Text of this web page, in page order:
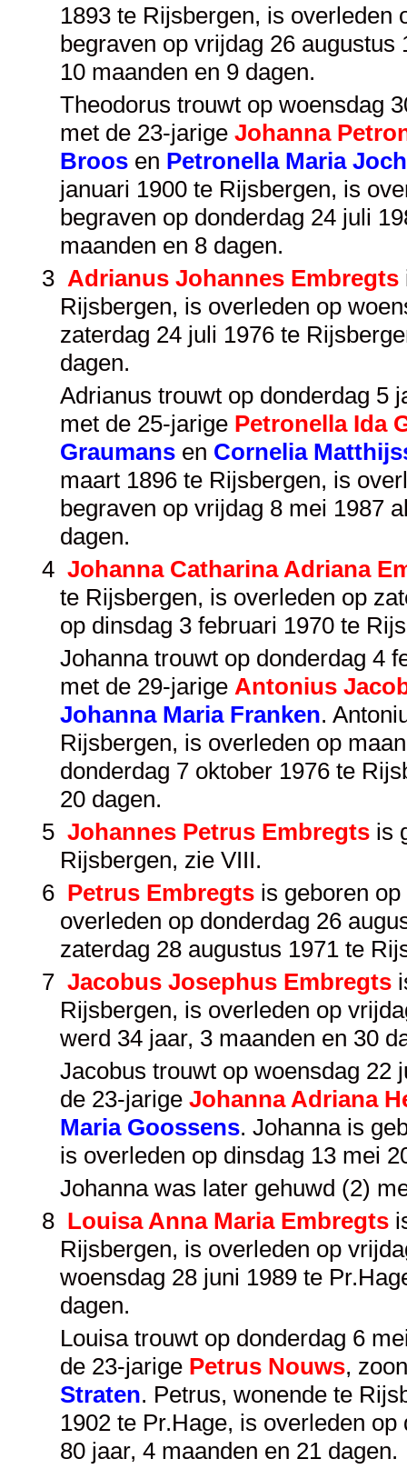
1893 te Rijsbergen, is overleden
begraven op vrijdag 26
10 maanden en 9 dagen.
Theodorus trouwt op woensdag
met de 23-jarige Johanna
Broosen Petronella Maria
januari 1900 te Rijsbergen, is
begraven op donderdag 24 juli
maanden en 8 dagen.
3 Adrianus Johannes Embregts
Rijsbergen, is overleden op
zaterdag 24 juli 1976 te
dagen.
Adrianus trouwt op donderdag 5
met de 25-jarige Petronella Ida
Graumansen Cornelia
maart 1896 te Rijsbergen, is
begraven op vrijdag 8 mei 1987
dagen.
4 Johanna Catharina Adriana
te Rijsbergen, is overleden op
op dinsdag 3 februari 1970 te
Johanna trouwt op donderdag 4
met de 29-jarige Antonius
Johanna Maria Franken.
Rijsbergen, is overleden op
donderdag 7 oktober 1976 te
20 dagen.
5 Johannes Petrus Embregts is
Rijsbergen, zie VIII.
6 Petrus Embregts is geboren
overleden op donderdag 26
zaterdag 28 augustus 1971 te
7 Jacobus Josephus Embregts
Rijsbergen, is overleden op
werd 34 jaar, 3 maanden en 30
Jacobus trouwt op woensdag 22
de 23-jarige Johanna Adriana
Maria Goossens. Johanna is
is overleden op dinsdag 13 mei
Johanna was later gehuwd (2)
8 Louisa Anna Maria Embregts
Rijsbergen, is overleden op
woensdag 28 juni 1989 te
dagen.
Louisa trouwt op donderdag 6
de 23-jarige Petrus Nouws,
Straten. Petrus, wonende te
1902 te Pr.Hage, is overleden
80 jaar, 4 maanden en 21 dagen.